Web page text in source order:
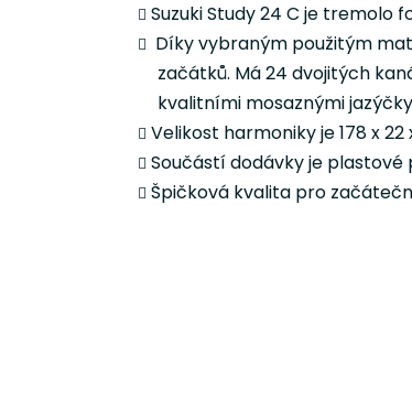
Suzuki Study 24 C je
Díky vybraným použitým
začátků. Má 24 dvojitých
kvalitními mosaznými
Velikost harmoniky je 178 x
Součástí dodávky je
Špičková kvalita pro